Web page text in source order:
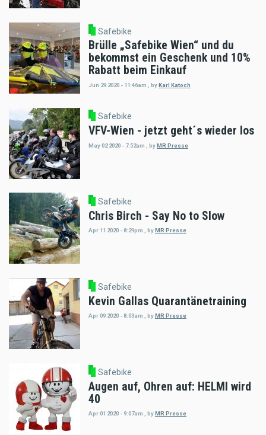
Safebike
Brülle „Safebike Wien“ und du
bekommst ein Geschenk und 10%
Rabatt beim Einkauf
Jun 29 2020 - 11:46am byKarl Katoch
Safebike
VFV-Wien - jetzt geht´s wieder los
May 02 2020 - 7:52am byMR Presse
Safebike
Chris Birch - Say No to Slow
Apr 11 2020 - 8:29pm , byMR Presse
Safebike
Kevin Gallas Quarantänetraining
Apr 09 2020 - 8:03am byMR Presse
Safebike
Augen auf, Ohren auf: HELMI wird
40
Apr 01 2020 - 9:07am byMR Presse